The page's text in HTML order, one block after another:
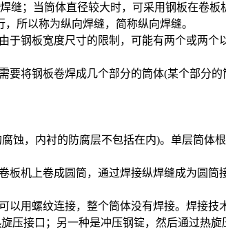
缝；当筒体直径较大时，可采用钢板在卷
所以称为纵向焊缝，简称纵向焊缝。
钢板宽度尺寸的限制，可能有两个或两
将钢板卷焊成几个部分的筒体(某个部分
蚀，内衬的防腐层不包括在内)。单层筒体
机上卷成圆筒，通过焊接纵焊缝成为圆
用螺纹连接，整个筒体没有焊接。焊接技
压接口；另一种是冲压钢锭，然后通过热